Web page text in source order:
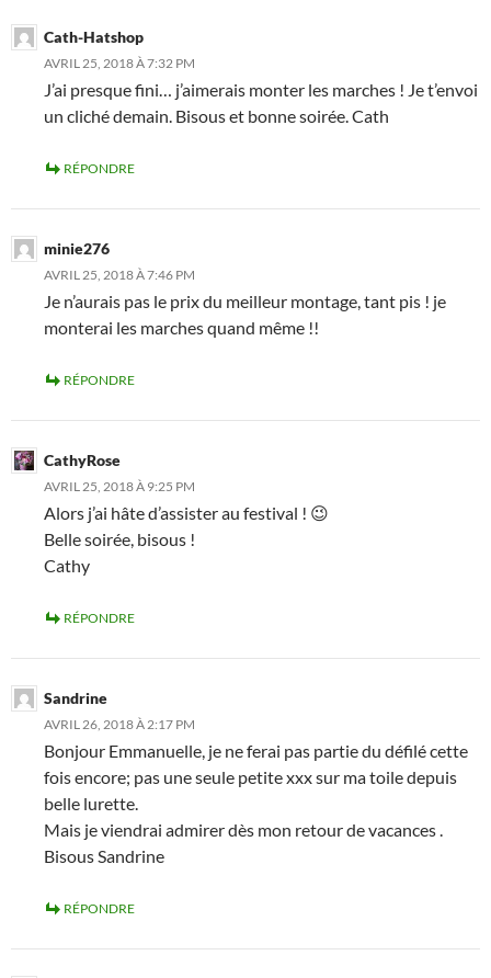
Cath-Hatshop
AVRIL 25, 2018 À 7:32 PM
J’ai presque fini… j’aimerais monter les marches ! Je t’envoi
un cliché demain. Bisous et bonne soirée. Cath
RÉPONDRE
minie276
AVRIL 25, 2018 À 7:46 PM
Je n’aurais pas le prix du meilleur montage, tant pis ! je
monterai les marches quand même !!
RÉPONDRE
CathyRose
AVRIL 25, 2018 À 9:25 PM
Alors j’ai hâte d’assister au festival ! 😉
Belle soirée, bisous !
Cathy
RÉPONDRE
Sandrine
AVRIL 26, 2018 À 2:17 PM
Bonjour Emmanuelle, je ne ferai pas partie du défilé cette
fois encore; pas une seule petite xxx sur ma toile depuis
belle lurette.
Mais je viendrai admirer dès mon retour de vacances .
Bisous Sandrine
RÉPONDRE